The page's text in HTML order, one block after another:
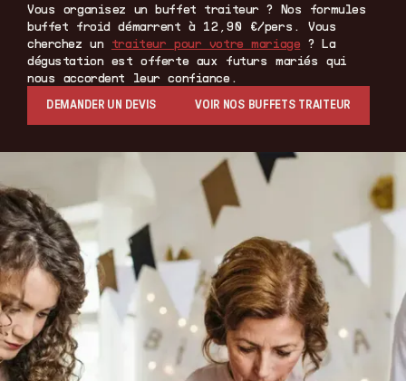
Vous organisez un buffet traiteur ? Nos formules
buffet froid démarrent à 12,90 €/pers. Vous
cherchez un traiteur pour votre mariage ? La
dégustation est offerte aux futurs mariés qui
nous accordent leur confiance.
DEMANDER UN DEVIS VOIR NOS BUFFETS TRAITEUR